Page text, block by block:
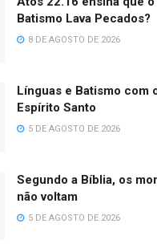
Batismo Lava Pecados?
8 DE AGOSTO DE 2026
Línguas e Batismo com
Espírito Santo
5 DE AGOSTO DE 2026
Segundo a Bíblia, os
não voltam
5 DE AGOSTO DE 2026